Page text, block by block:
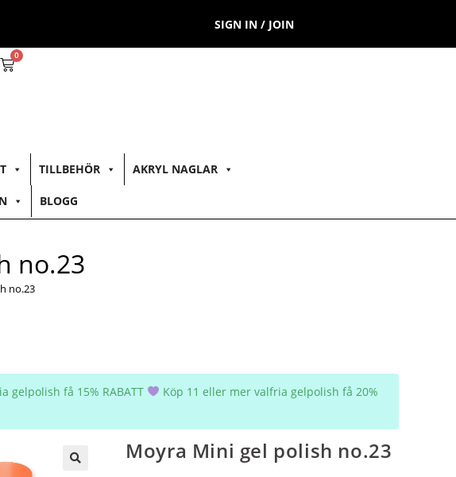
SIGN IN / JOIN
0
TILLBEHÖR AKRYL NAGLAR
BLOGG
no.23
no.23
gelpolish få 15% RABATT
Köp 11 eller mer valfria gelpolish få 20%
Moyra Mini gel polish no.23